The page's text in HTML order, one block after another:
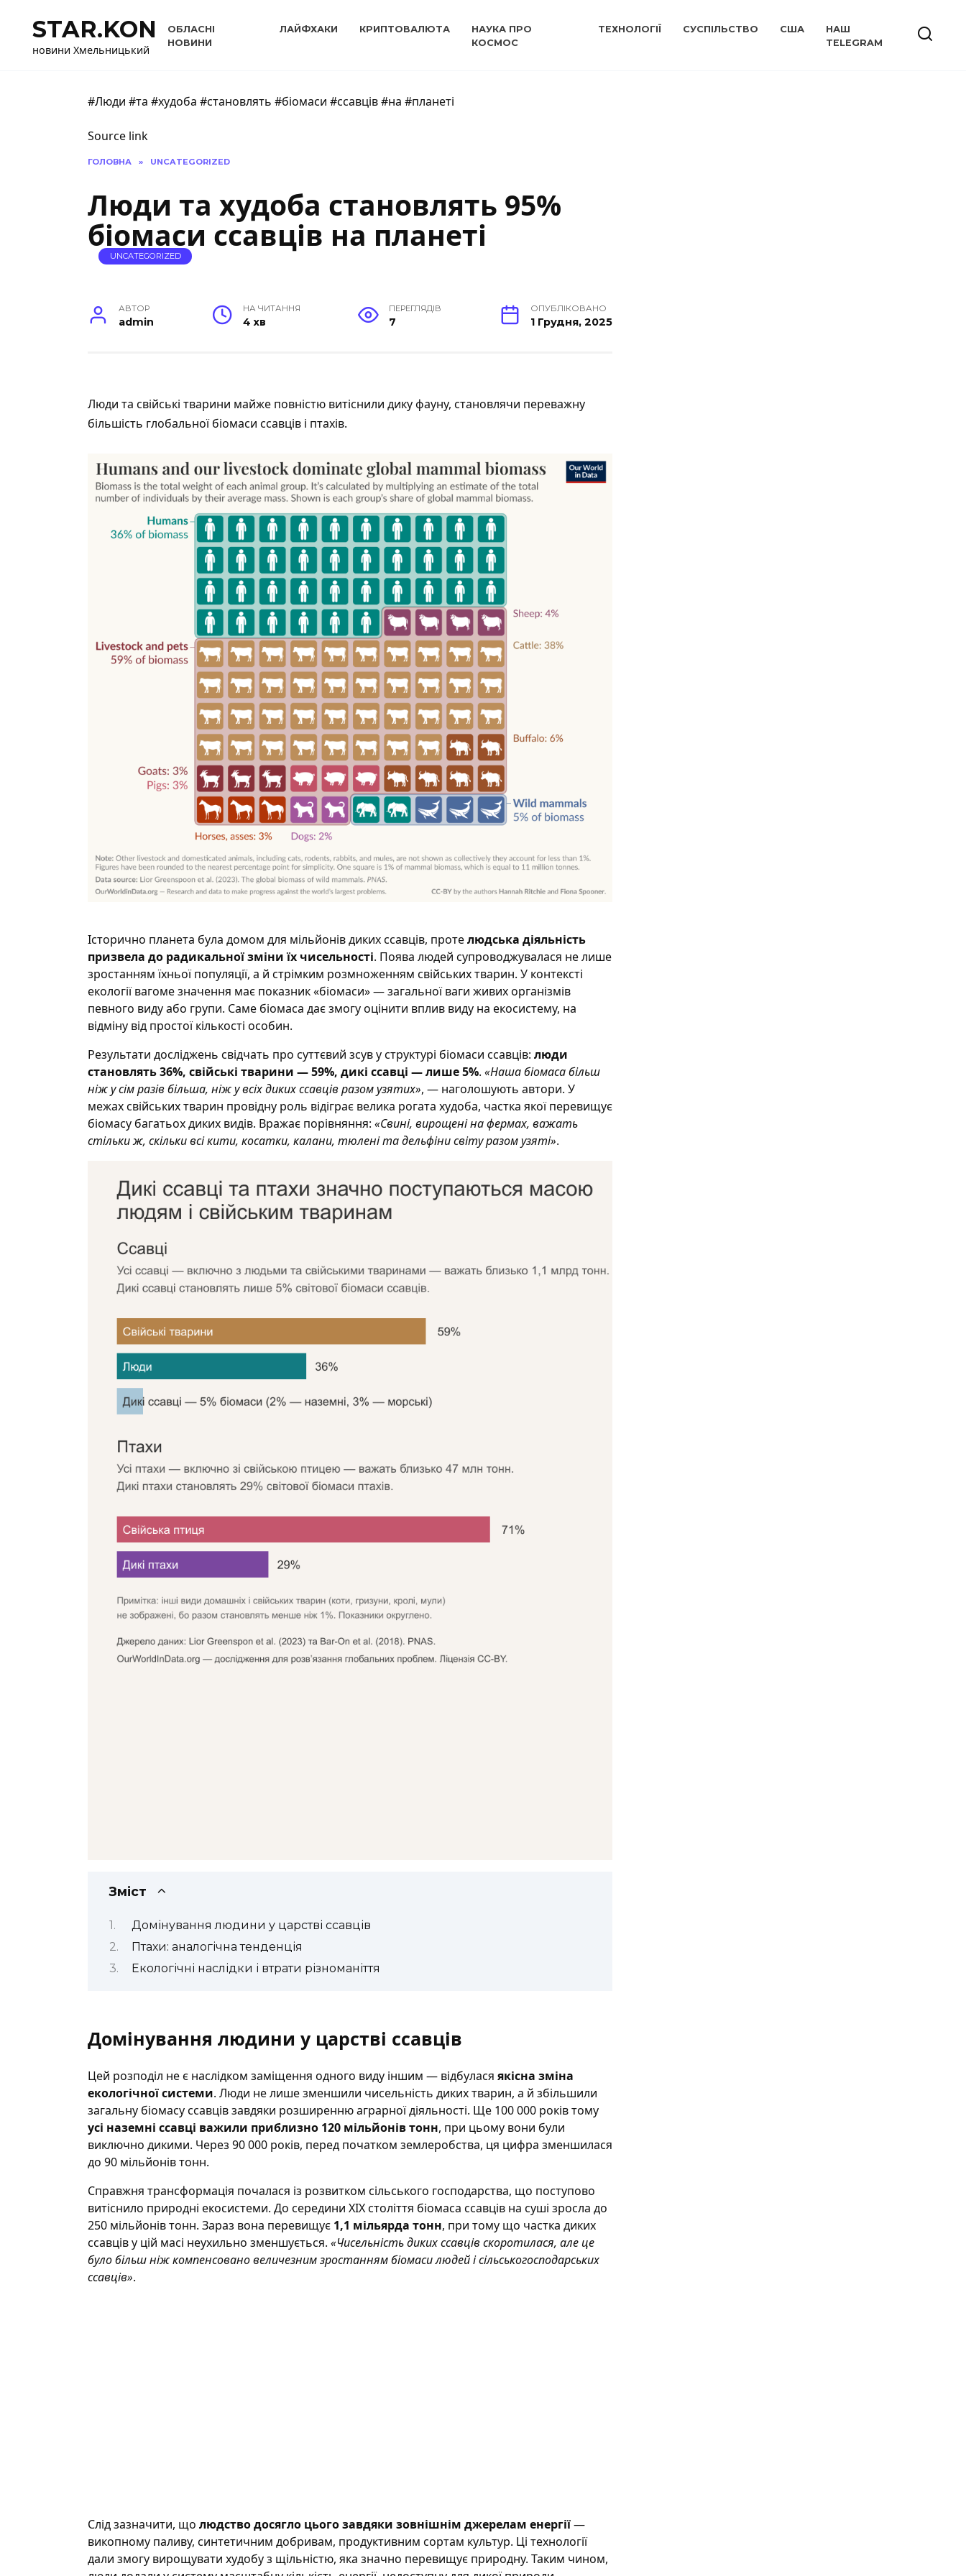
вмістуSTAR.KON
новини Хмельницький
ОБЛАСНІ
НОВИНИ
ЛАЙФХАКИ КРИПТОВАЛЮТА
НАУКА ПРО
КОСМОС
ТЕХНОЛОГІЇ СУСПІЛЬСТВО США
НАШ
TELEGRAM
ГОЛОВНА » UNCATEGORIZED
Люди та худоба становлять 95%
біомаси ссавців на планеті
UNCATEGORIZED
АВТОР
admin
НА ЧИТАННЯ
4 хв
ПЕРЕГЛЯДІВ
7
ОПУБЛІКОВАНО
1 Грудня, 2025
Люди та свійські тварини майже повністю витіснили дику фауну, становлячи переважну
більшість глобальної біомаси ссавців і птахів.
Історично планета була домом для мільйонів диких ссавців, протелюдська діяльність
призвела до радикальної зміни їх чисельності. Поява людей супроводжувалася не лише
зростанням їхньої популяції, а й стрімким розмноженням свійських тварин. У контексті
екології вагоме значення має показник «біомаси» — загальної ваги живих організмів
певного виду або групи. Саме біомаса дає змогу оцінити вплив виду на екосистему, на
відміну від простої кількості особин.
Результати досліджень свідчать про суттєвий зсув у структурі біомаси ссавців: люди
становлять 36%, свійські тварини — 59%, дикі ссавці — лише 5%. «Наша біомаса більш
ніж у сім разів більша, ніж у всіх диких ссавців разом узятих», — наголошують автори. У
межах свійських тварин провідну роль відіграє велика рогата худоба, частка якої перевищує
біомасу багатьох диких видів. Вражає порівняння: «Свині, вирощені на фермах, важать
стільки ж, скільки всі кити, косатки, калани, тюлені та дельфіни світу разом узяті».
Зміст
Домінування людини у царстві ссавців
Птахи: аналогічна тенденція
Екологічні наслідки і втрати різноманіття
Домінування людини у царстві ссавців
Цей розподіл не є наслідком заміщення одного виду іншим — відбулася якісна зміна
екологічної системи. Люди не лише зменшили чисельність диких тварин, а й збільшили
загальну біомасу ссавців завдяки розширенню аграрної діяльності. Ще 100 000 років тому
усі наземні ссавці важили приблизно 120 мільйонів тонн, при цьому вони були
виключно дикими. Через 90 000 років, перед початком землеробства, ця цифра зменшилася
до 90 мільйонів тонн.
Справжня трансформація почалася із розвитком сільського господарства, що поступово
витіснило природні екосистеми. До середини XIX століття біомаса ссавців на суші зросла до
250 мільйонів тонн. Зараз вона перевищує 1,1 мільярда тонн, при тому що частка диких
ссавців у цій масі неухильно зменшується. «Чисельність диких ссавців скоротилася, але це
було більш ніж компенсовано величезним зростанням біомаси людей і сільськогосподарських
ссавців».
Слід зазначити, що людство досягло цього завдяки зовнішнім джерелам енергії—
викопному паливу, синтетичним добривам, продуктивним сортам культур. Ці технології
дали змогу вирощувати худобу з щільністю, яка значно перевищує природну. Таким чином,
#Люди #та #худоба #становлять #біомаси #ссавців #на #планеті
Source link